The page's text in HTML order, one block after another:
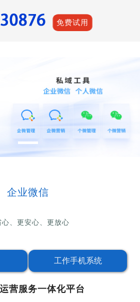
免费试用
企业微信
心、更安心、更放心
工作手机系统
营服务一体化平台